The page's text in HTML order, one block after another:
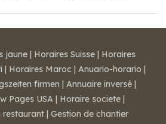
jaune | Horaires Suisse | Horaires
| Horaires Maroc | Anuario-horario |
firmen | Annuaire inversé |
Pages USA | Horaire societe |
restaurant | Gestion de chantier